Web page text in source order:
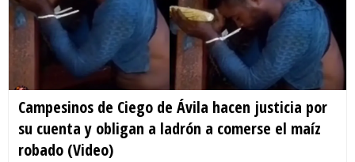
Campesinos de Ciego de Ávila hacen justicia por
su cuenta y obligan a ladrón a comerse el maíz
robado (Video)